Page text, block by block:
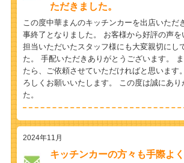
ただきました。
この度中華まんのキッチンカーを出店いただ
事終了となりました。 お客様から好評の声を
担当いただいたスタッフ様にも大変親切にし
た。 手配いただきありがとうございます。
たら、ご依頼させていただければと思います
ろしくお願いいたします。 この度は誠にあり
た。
2024年11月
キッチンカーの方々も手際よ